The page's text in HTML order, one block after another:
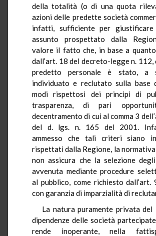
della totalità (o di una quota
azioni delle predette società
infatti, sufficiente per
assunto prospettato dalla
valore il fatto che, in base a
dall’art. 18 del decreto-legge n.
predetto personale è stato, a
individuato e reclutato sulla base
modi rispettosi dei principi di
trasparenza, di pari
decentramento di cui al comma 3
del d. lgs. n. 165 del 2001.
ammesso che tali criteri siano
rispettati dalla Regione, la
non assicura che la selezione
avvenuta mediante procedure
al pubblico, come richiesto dall’art.
con garanzia di imparzialità di
La natura puramente privata
dipendenze delle società
rende inoperante, nella